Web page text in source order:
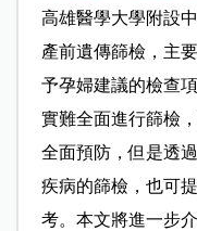
高雄醫學大學附設
產前遺傳篩檢，主
予孕婦建議的檢查
實難全面進行篩檢
全面預防，但是透
疾病的篩檢，也可
考。本文將進一步